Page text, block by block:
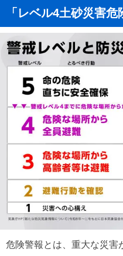
「レベル4土砂災害
危険警報とは、重大な災害